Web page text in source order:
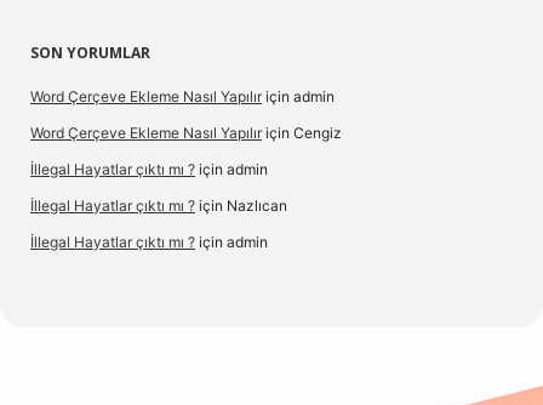
SON YORUMLAR
Word Çerçeve Ekleme Nasıl Yapılır için admin
Word Çerçeve Ekleme Nasıl Yapılır için Cengiz
İllegal Hayatlar çıktı mı ? için admin
İllegal Hayatlar çıktı mı ? için Nazlıcan
İllegal Hayatlar çıktı mı ? için admin